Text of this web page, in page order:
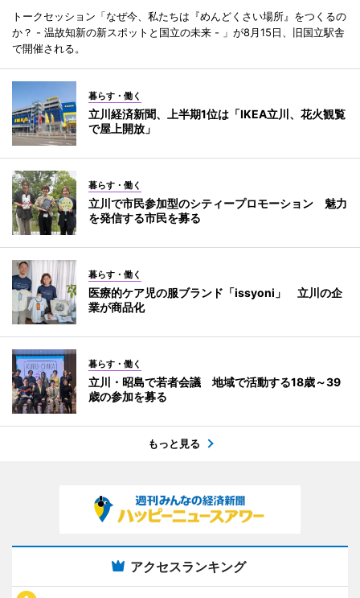
トークセッション「なぜ今、私たちは『めんどくさい場所』をつくるの
か？ - 温故知新の新スポットと国立の未来 - 」が8月15日、旧国立駅舎
で開催される。
暮らす・働く
立川経済新聞、上半期1位は「IKEA立川、花火観覧
で屋上開放」
暮らす・働く
立川で市民参加型のシティープロモーション 魅力
を発信する市民を募る
暮らす・働く
医療的ケア児の服ブランド「issyoni」 立川の企
業が商品化
暮らす・働く
立川・昭島で若者会議 地域で活動する18歳～39
歳の参加を募る
もっと見る
アクセスランキング